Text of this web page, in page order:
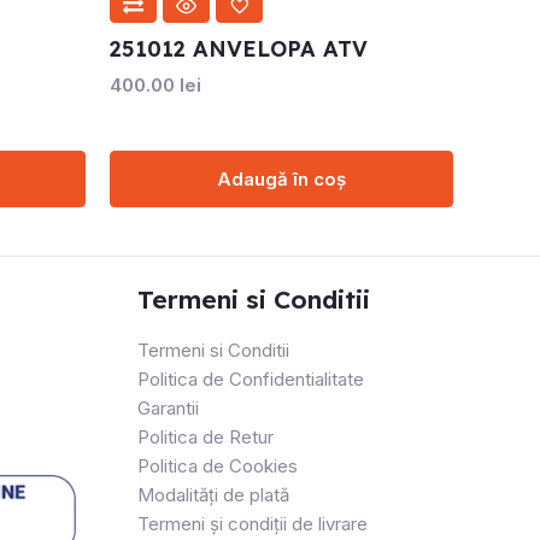
251012 ANVELOPA ATV
400.00 lei
Adaugă în coș
Termeni si Conditii
Termeni si Conditii
Politica de Confidentialitate
Garantii
Politica de Retur
Politica de Cookies
Modalități de plată
Termeni și condiții de livrare